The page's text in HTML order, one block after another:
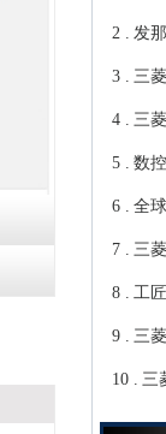
归
2 . 发
加
教
3 . 三
偿
教
4 . 三
转
心
5 . 数
写
天驰
6 . 全
你
7 . 三
修
8 . 工
心,
[鸿
9 . 三
程
铣
10 . 三
天